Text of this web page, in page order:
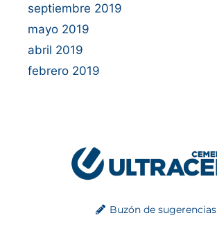
septiembre 2019
mayo 2019
abril 2019
febrero 2019
Buzón de sugerencias